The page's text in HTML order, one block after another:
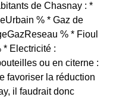
de Chasnay : *
% * Gaz de
% * Fioul
* Electricité :
ou en citerne :
favoriser la réduction
il faudrait donc